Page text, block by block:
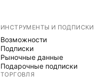
ИНСТРУМЕНТЫ И ПОДПИСКИ
Возможности
Подписки
Рыночные данные
Подарочные подписки
ТОРГОВЛЯ